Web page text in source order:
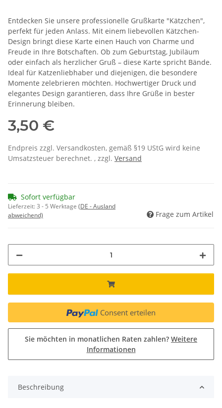
Entdecken Sie unsere professionelle Grußkarte "Kätzchen",
perfekt für jeden Anlass. Mit einem liebevollen Kätzchen-
Design bringt diese Karte einen Hauch von Charme und
Freude in Ihre Botschaften. Ob zum Geburtstag, Jubiläum
oder einfach als herzlicher Gruß – diese Karte spricht Bände.
Ideal für Katzenliebhaber und diejenigen, die besondere
Momente zelebrieren möchten. Hochwertiger Druck und
elegantes Design garantieren, dass Ihre Grüße in bester
Erinnerung bleiben.
3,50 €
Endpreis zzgl. Versandkosten, gemäß §19 UStG wird keine
Umsatzsteuer berechnet. , zzgl. Versand
Sofort verfügbar
Lieferzeit:3 - 5 Werktage (DE - Ausland
abweichend)
Frage zum Artikel
Consent erteilen
Sie möchten in monatlichen Raten zahlen? Weitere
Informationen
Beschreibung